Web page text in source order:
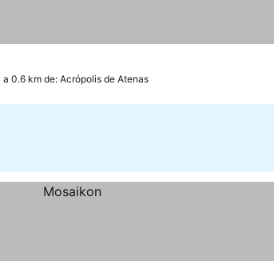
a 0.6 km de: Acrópolis de Atenas